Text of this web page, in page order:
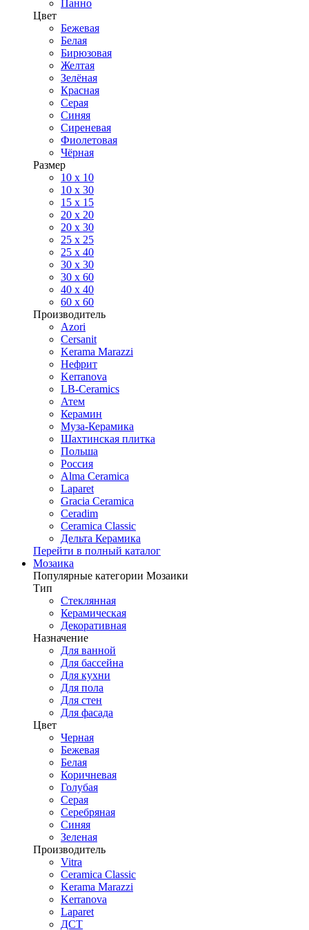
Панно
Цвет
Бежевая
Белая
Бирюзовая
Желтая
Зелёная
Красная
Серая
Синяя
Сиреневая
Фиолетовая
Чёрная
Размер
10 х 10
10 x 30
15 x 15
20 х 20
20 x 30
25 x 25
25 x 40
30 x 30
30 х 60
40 х 40
60 х 60
Производитель
Azori
Cersanit
Kerama Marazzi
Нефрит
Kerranova
LB-Ceramics
Атем
Керамин
Муза-Керамика
Шахтинская плитка
Польша
Россия
Alma Ceramica
Laparet
Gracia Ceramica
Ceradim
Ceramica Classic
Дельта Керамика
Перейти в полный каталог
Мозаика
Популярные категории Мозаики
Тип
Стеклянная
Керамическая
Декоративная
Назначение
Для ванной
Для бассейна
Для кухни
Для пола
Для стен
Для фасада
Цвет
Черная
Бежевая
Белая
Коричневая
Голубая
Серая
Серебряная
Синяя
Зеленая
Производитель
Vitra
Ceramica Classic
Kerama Marazzi
Kerranova
Laparet
ДСТ